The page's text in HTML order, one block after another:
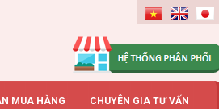
MUA HÀNG CHUYÊN GIA TƯ VẤN